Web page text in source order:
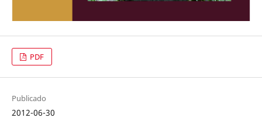
PDF
Publicado
2012-06-30